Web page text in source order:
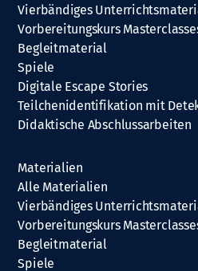
Vierbändiges
Vorbereitungskurs
Begleitmaterial
Spiele
Digitale Escape Stories
Teilchenidentifikation mit
Didaktische Abschlussarbeiten
Materialien
Alle Materialien
Vierbändiges
Vorbereitungskurs
Begleitmaterial
Spiele